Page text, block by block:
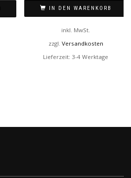
IN DEN WARENKORB
inkl. MwSt.
zzgl. Versandkosten
Lieferzeit: 3-4 Werktage